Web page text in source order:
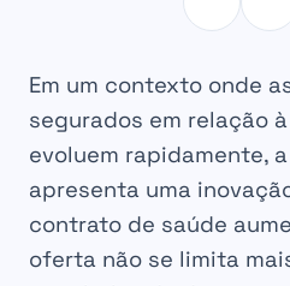
Em um contexto onde
segurados em relação
evoluem rapidamente,
apresenta uma
contrato de saúde
oferta não se limita